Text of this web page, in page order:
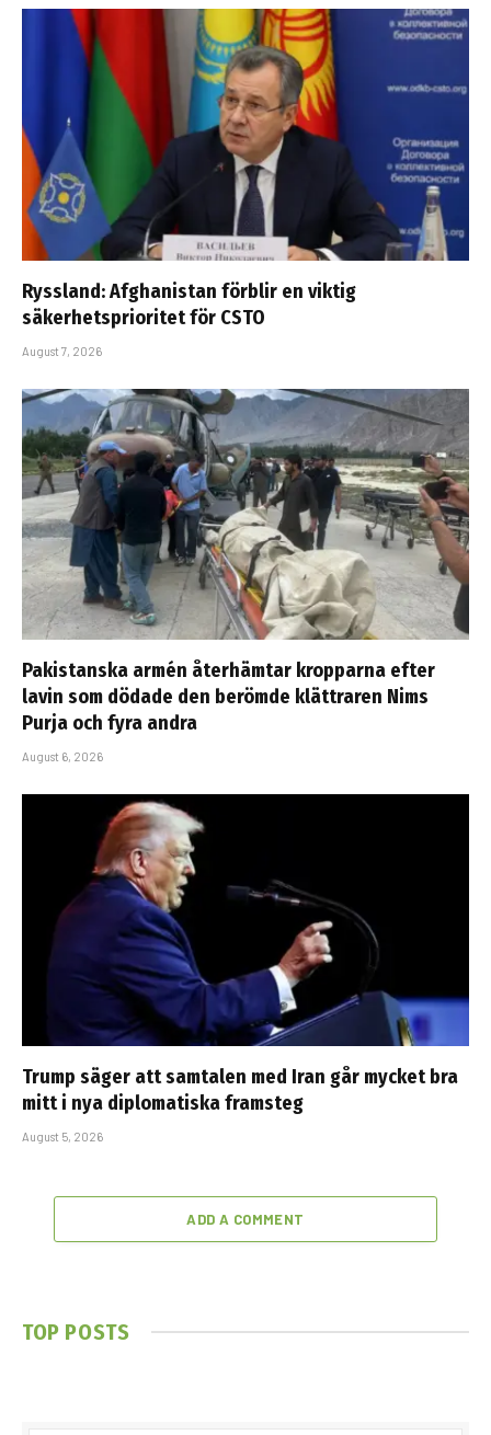
Ryssland: Afghanistan förblir en viktig
säkerhetsprioritet för CSTO
August 7, 2026
Pakistanska armén återhämtar kropparna efter
lavin som dödade den berömde klättraren Nims
Purja och fyra andra
August 6, 2026
Trump säger att samtalen med Iran går mycket bra
mitt i nya diplomatiska framsteg
August 5, 2026
ADD A COMMENT
TOP POSTS